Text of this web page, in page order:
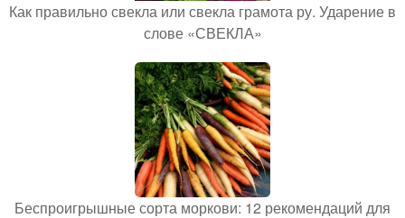
Как правильно свекла или свекла грамота ру. Ударение в
слове «СВЕКЛА»
Беспроигрышные сорта моркови: 12 рекомендаций для